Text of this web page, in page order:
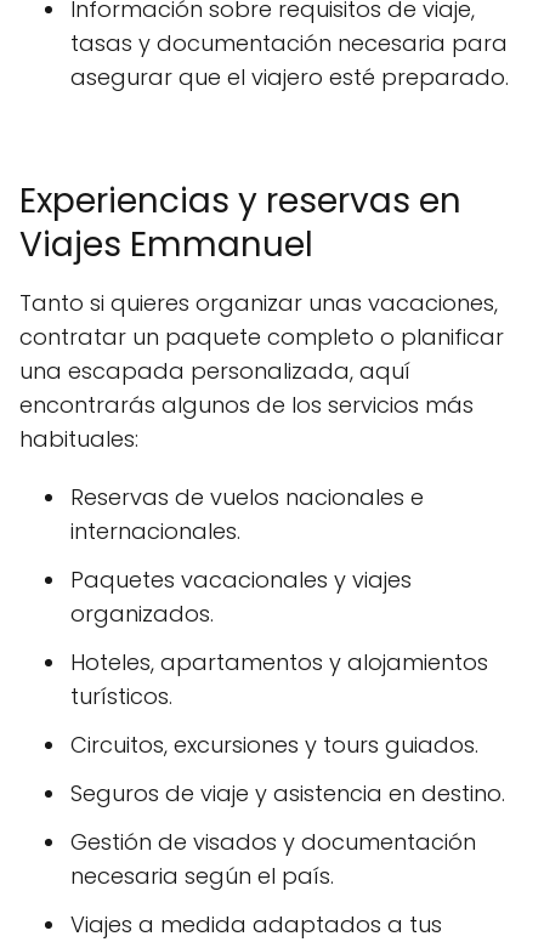
Información sobre requisitos de viaje,
tasas y documentación necesaria para
asegurar que el viajero esté preparado.
Experiencias y reservas en
Viajes Emmanuel
Tanto si quieres organizar unas vacaciones,
contratar un paquete completo o planificar
una escapada personalizada, aquí
encontrarás algunos de los servicios más
habituales:
Reservas de vuelos nacionales e
internacionales.
Paquetes vacacionales y viajes
organizados.
Hoteles, apartamentos y alojamientos
turísticos.
Circuitos, excursiones y tours guiados.
Seguros de viaje y asistencia en destino.
Gestión de visados y documentación
necesaria según el país.
Viajes a medida adaptados a tus